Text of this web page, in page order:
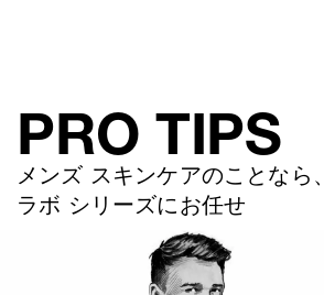
PRO TIPS
メンズ スキンケアのことなら、
ラボ シリーズにお任せ